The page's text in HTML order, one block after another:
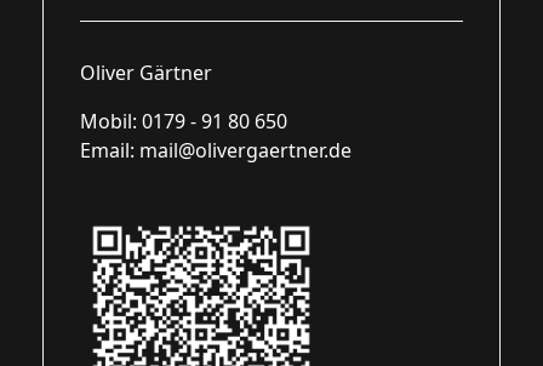
Oliver Gärtner
Mobil: 0179 - 91 80 650
Email: mail@olivergaertner.de